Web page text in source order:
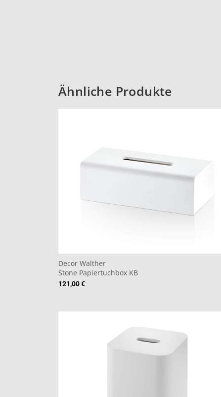
Ähnliche Produkte
Decor Walther
Stone Papiertuchbox KB
121,00 €